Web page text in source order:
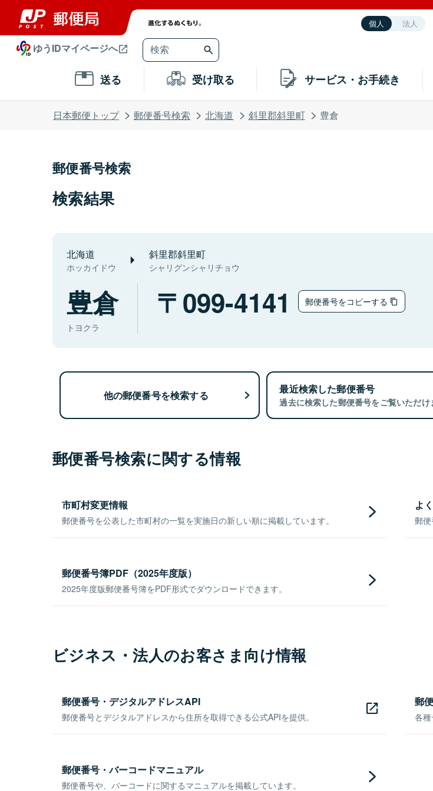
個人 法人
ゆうIDマイページへ
送る 受け取る サービス・お手続き
日本郵便トップ 郵便番号検索 北海道 斜里郡斜里町 豊倉
郵便番号検索
検索結果
北海道
ホッカイドウ
斜里郡斜里町
シャリグンシャリチョウ
豊倉
トヨクラ
099-4141 郵便番号をコピーする
他の郵便番号を検索する 最近検索した郵便番号
過去に検索した郵便番号をご覧いただけ
郵便番号検索に関する情報
市町村変更情報
郵便番号を公表した市町村の一覧を実施日の新しい順に掲載しています。
よ
郵便
郵便番号簿PDF（2025年度版）
2025年度版郵便番号簿をPDF形式でダウンロードできます。
ビジネス・法人のお客さま向け情報
郵便番号・デジタルアドレスAPI
郵便番号とデジタルアドレスから住所を取得できる公式APIを提供。
郵
各
郵便番号・バーコードマニュアル
郵便番号や、バーコードに関するマニュアルを掲載しています。